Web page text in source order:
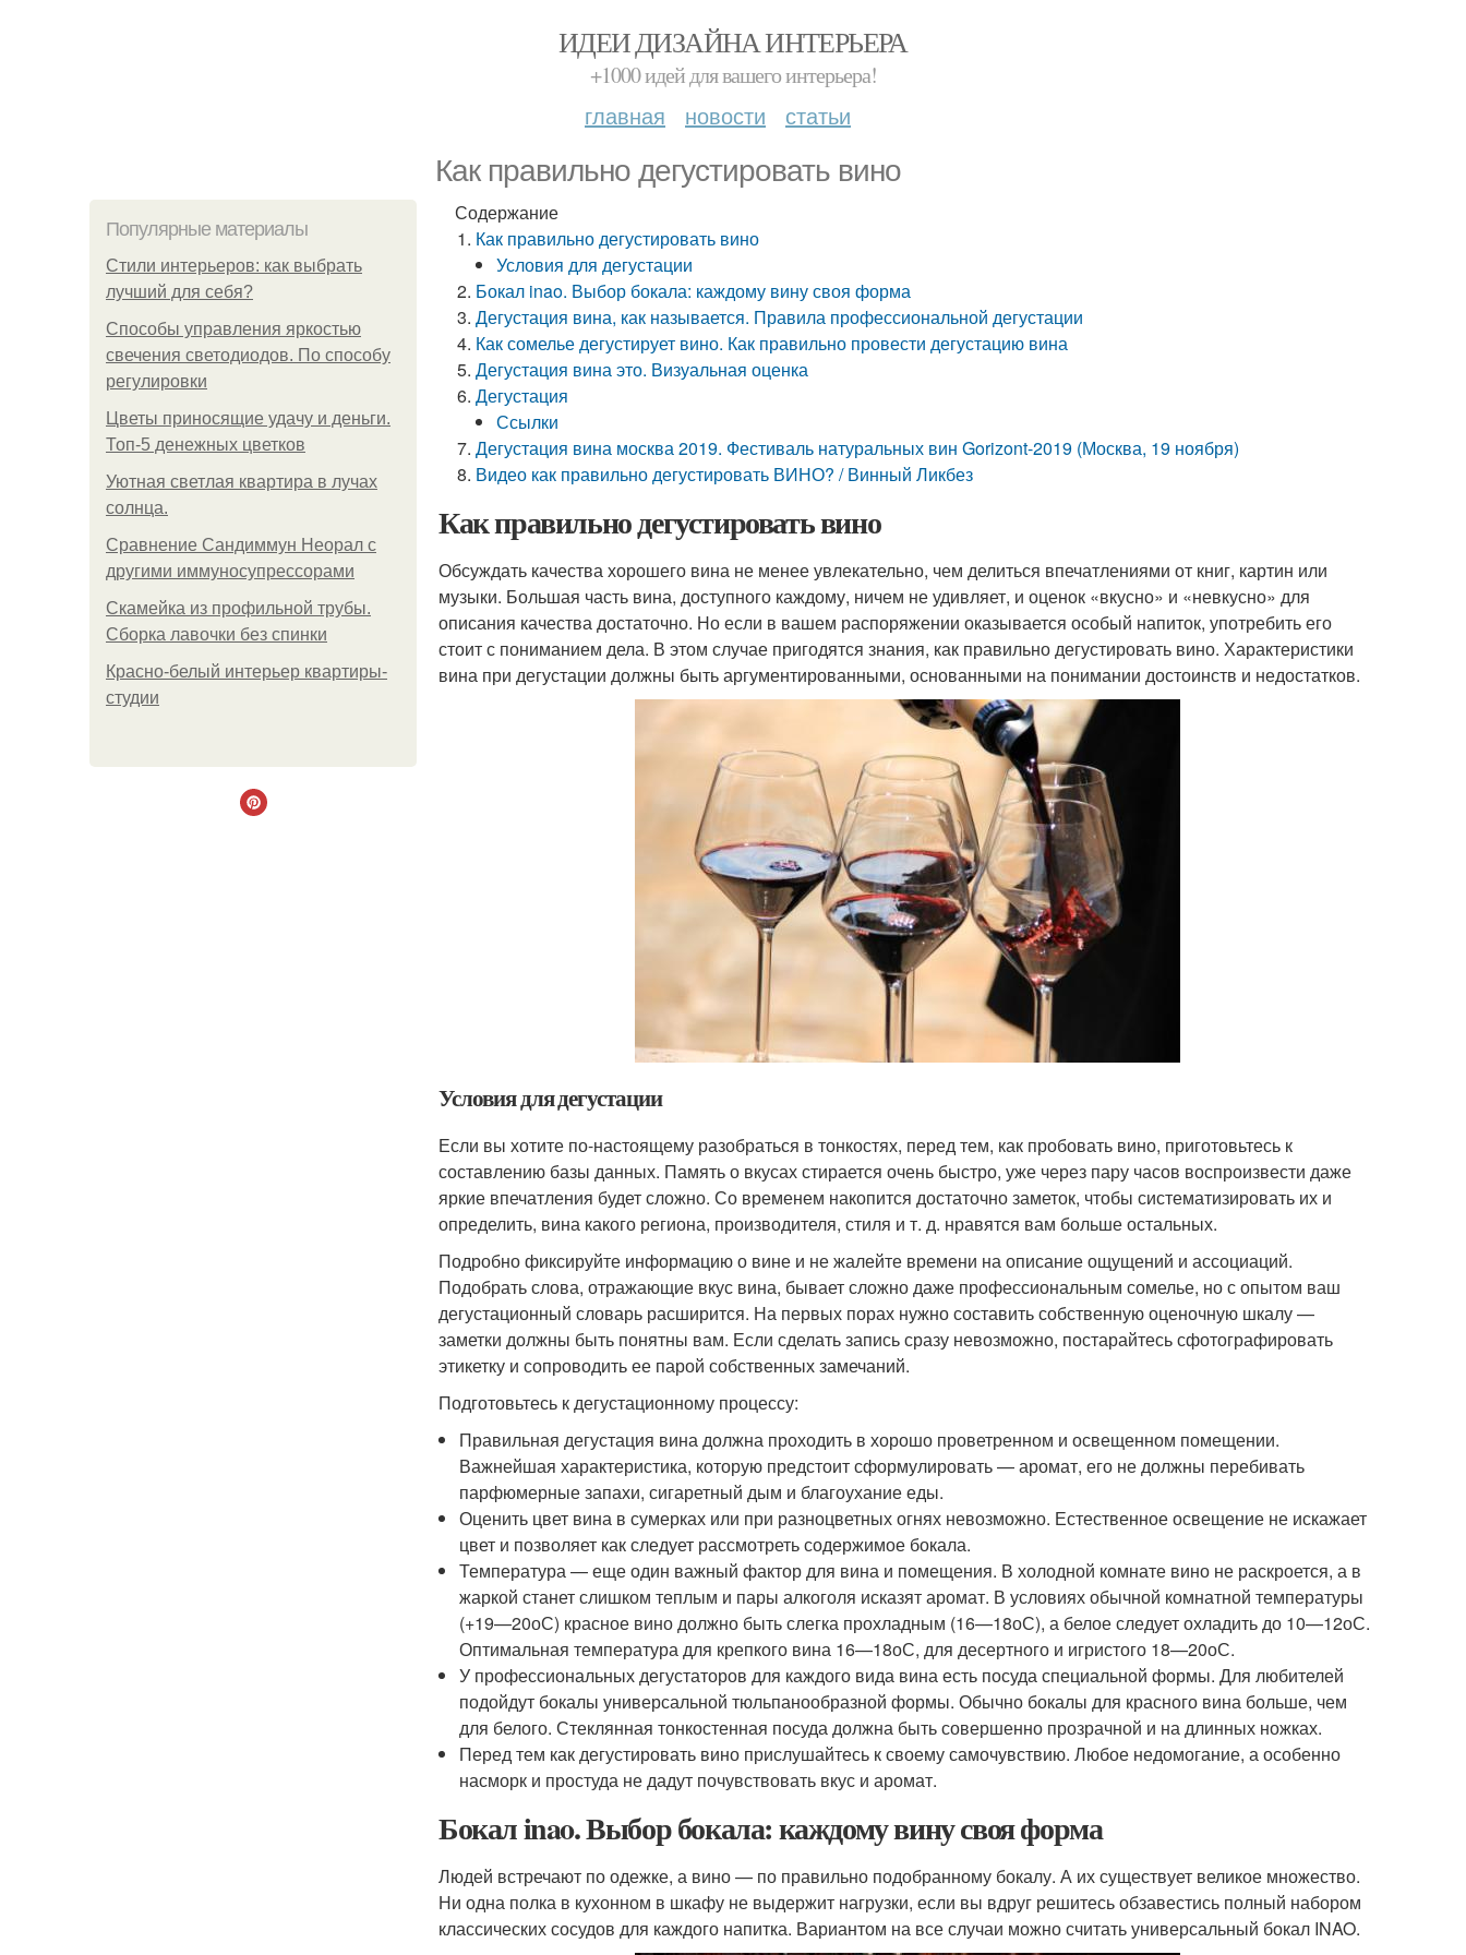
ИДЕИ ДИЗАЙНА ИНТЕРЬЕРА
+1000 идей для вашего интерьера!
главная новости статьи
Как правильно дегустировать вино
Популярные материалы
Стили интерьеров: как выбрать
лучший для себя?
Способы управления яркостью
свечения светодиодов. По способу
регулировки
Цветы приносящие удачу и деньги.
Топ-5 денежных цветков
Уютная светлая квартира в лучах
солнца.
Сравнение Сандиммун Неорал с
другими иммуносупрессорами
Скамейка из профильной трубы.
Сборка лавочки без спинки
Красно-белый интерьер квартиры-
студии
Содержание
Как правильно дегустировать вино
Условия для дегустации
Бокал inao. Выбор бокала: каждому вину своя форма
Дегустация вина, как называется. Правила профессиональной дегустации
Как сомелье дегустирует вино. Как правильно провести дегустацию вина
Дегустация вина это. Визуальная оценка
Дегустация
Ссылки
Дегустация вина москва 2019. Фестиваль натуральных вин Gorizont-2019 (Москва, 19 ноября)
Видео как правильно дегустировать ВИНО? / Винный Ликбез
Как правильно дегустировать вино
Обсуждать качества хорошего вина не менее увлекательно, чем делиться впечатлениями от книг, картин или
музыки. Большая часть вина, доступного каждому, ничем не удивляет, и оценок «вкусно» и «невкусно» для
описания качества достаточно. Но если в вашем распоряжении оказывается особый напиток, употребить его
стоит с пониманием дела. В этом случае пригодятся знания, как правильно дегустировать вино. Характеристики
вина при дегустации должны быть аргументированными, основанными на понимании достоинств и недостатков.
Условия для дегустации
Если вы хотите по-настоящему разобраться в тонкостях, перед тем, как пробовать вино, приготовьтесь к
составлению базы данных. Память о вкусах стирается очень быстро, уже через пару часов воспроизвести даже
яркие впечатления будет сложно. Со временем накопится достаточно заметок, чтобы систематизировать их и
определить, вина какого региона, производителя, стиля и т. д. нравятся вам больше остальных.
Подробно фиксируйте информацию о вине и не жалейте времени на описание ощущений и ассоциаций.
Подобрать слова, отражающие вкус вина, бывает сложно даже профессиональным сомелье, но с опытом ваш
дегустационный словарь расширится. На первых порах нужно составить собственную оценочную шкалу —
заметки должны быть понятны вам. Если сделать запись сразу невозможно, постарайтесь сфотографировать
этикетку и сопроводить ее парой собственных замечаний.
Подготовьтесь к дегустационному процессу:
Правильная дегустация вина должна проходить в хорошо проветренном и освещенном помещении.
Важнейшая характеристика, которую предстоит сформулировать — аромат, его не должны перебивать
парфюмерные запахи, сигаретный дым и благоухание еды.
Оценить цвет вина в сумерках или при разноцветных огнях невозможно. Естественное освещение не искажает
цвет и позволяет как следует рассмотреть содержимое бокала.
Температура — еще один важный фактор для вина и помещения. В холодной комнате вино не раскроется, а в
жаркой станет слишком теплым и пары алкоголя исказят аромат. В условиях обычной комнатной температуры
(+19—20оС) красное вино должно быть слегка прохладным (16—18оС), а белое следует охладить до 10—12оС.
Оптимальная температура для крепкого вина 16—18оС, для десертного и игристого 18—20оС.
У профессиональных дегустаторов для каждого вида вина есть посуда специальной формы. Для любителей
подойдут бокалы универсальной тюльпанообразной формы. Обычно бокалы для красного вина больше, чем
для белого. Стеклянная тонкостенная посуда должна быть совершенно прозрачной и на длинных ножках.
Перед тем как дегустировать вино прислушайтесь к своему самочувствию. Любое недомогание, а особенно
насморк и простуда не дадут почувствовать вкус и аромат.
Бокал inao. Выбор бокала: каждому вину своя форма
Людей встречают по одежке, а вино — по правильно подобранному бокалу. А их существует великое множество.
Ни одна полка в кухонном в шкафу не выдержит нагрузки, если вы вдруг решитесь обзавестись полный набором
классических сосудов для каждого напитка. Вариантом на все случаи можно считать универсальный бокал INAO.